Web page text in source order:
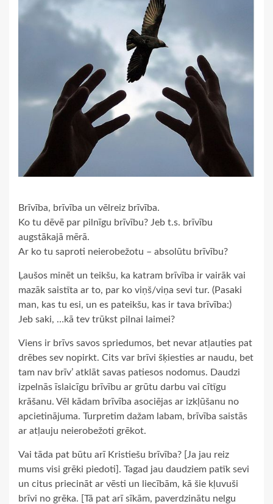
Brīvība, brīvība un vēlreiz brīvība.
Ko tu dēvē par pilnīgu brīvību? Jeb t.s. brīvību
augstākajā mērā.
Ar ko tu saproti neierobežotu – absolūtu brīvību?
Ļaušos minēt un teikšu, ka katram brīvība ir vairāk vai
mazāk saistīta ar to, par ko viņš/viņa sevi tur. (Pasaki
man, kas tu esi, un es pateikšu, kas ir tava brīvība:)
Jeb saki, …kā tev trūkst pilnai laimei?
Viens ir brīvs savos spriedumos, bet nevar atļauties pat
drēbes sev nopirkt. Cits var brīvi šķiesties ar naudu, bet
tam nav brīv’ atklāt savas patiesos nodomus. Daudzi
izpelnās īslaicīgu brīvību ar grūtu darbu vai cītīgu
krāšanu. Vēl kādam brīvība asociējas ar izkļūšanu no
apcietinājuma. Turpretim dažam labam, brīvība saistās
ar atļauju neierobežoti grēkot.
Vai tāda pat būtu arī Kristiešu brīvība? [Ja jau reiz
mums visi grēki piedoti]. Tagad jau daudziem patīk sevi
un citus priecināt ar vēsti un liecībām, kā šie kļuvuši
brīvi no grēka. [Tā pat arī sīkām, paverdzinātu nelgu